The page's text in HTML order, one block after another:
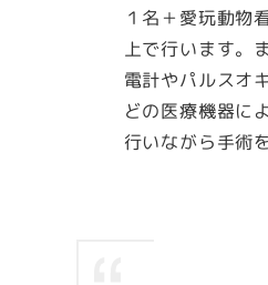
１名＋愛玩動物
上で行います。
電計やパルスオ
どの医療機器に
行いながら手術